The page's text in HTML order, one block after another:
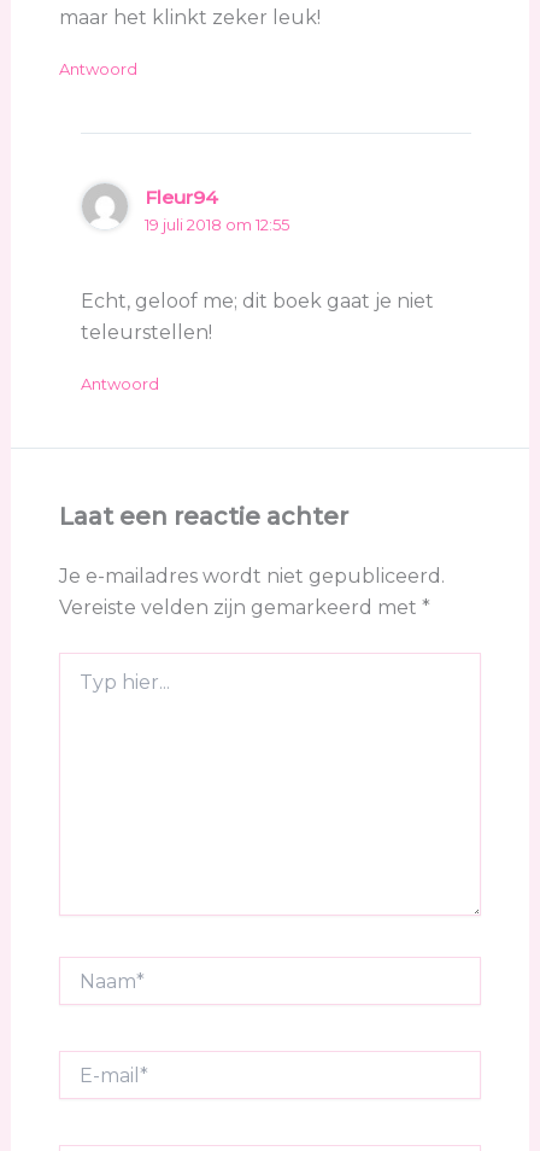
maar het klinkt zeker leuk!
Antwoord
Fleur94
19 juli 2018 om 12:55
Echt, geloof me; dit boek gaat je niet
teleurstellen!
Antwoord
Laat een reactie achter
Je e-mailadres wordt niet gepubliceerd.
Vereiste velden zijn gemarkeerd met *
hier...
mail*